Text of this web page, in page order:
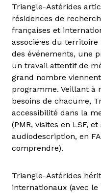
Triangle-Astérides
résidences de
françaises et
associé·es du
des événements, une
un travail attentif de
grand nombre
programme. Veillant à
besoins de chacun·e,
accessibilité dans la
(PMR, visites en LSF,
audiodescription, en
comprendre).
Triangle-Astérides
internationaux (avec le